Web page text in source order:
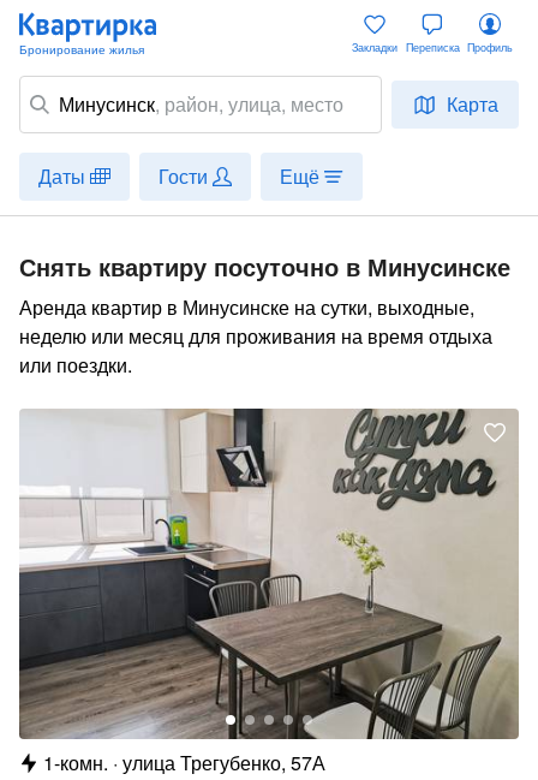
Минусинск, район, улица, место Карта
Закладки Переписка Профиль
Даты Гости Ещё
Снять квартиру посуточно в Минусинске
Аренда квартир в Минусинске на сутки, выходные,
неделю или месяц для проживания на время отдыха
или поездки.
1-комн. улица Трегубенко, 57А